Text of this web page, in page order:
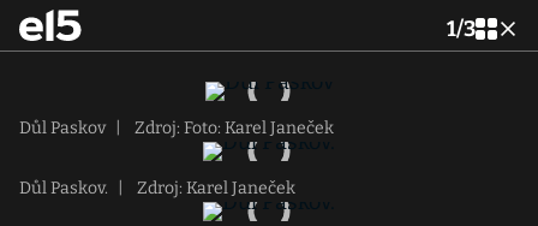
1/3
Důl Paskov Zdroj: Foto: Karel Janeček
Důl Paskov. Zdroj: Karel Janeček